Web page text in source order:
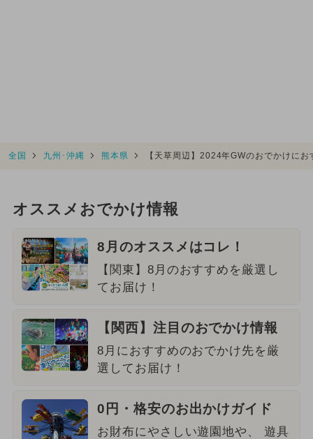
全国 九州･沖縄 熊本県 【天草周辺】2024年GWのおでかけに
オススメおでかけ情報
8月のオススメはコレ！
【関東】8月のおすすめを厳選し
てお届け！
【関西】注目のおでかけ情報
8月におすすめのおでかけ先を厳
選してお届け！
0円・格安のお出かけガイド
お財布にやさしい遊園地や、 遊具